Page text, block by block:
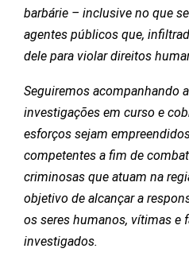
barbárie – inclusive no que
agentes públicos que,
dele para violar direitos
Seguiremos acompanhando
investigações em curso e
esforços sejam
competentes a fim de
criminosas que atuam na
objetivo de alcançar a
os seres humanos, vítimas e
investigados.